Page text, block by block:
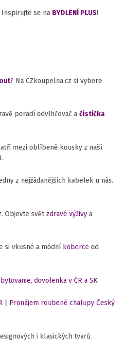
se na BYDLENÍ PLUS!
? Na CZkoupelna.cz si vybere
poradí odvlhčovač a čistička
mezi oblíbené kousky z naší
z nejžádanějších kabelek u nás.
Objevte světzdravé výživy a
si vkusné a módní koberce od
dovolenka v ČR a SK
Pronájem roubené chalupy Český
i klasických tvarů.